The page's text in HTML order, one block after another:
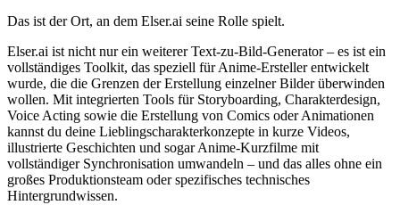
Das ist der Ort, an dem Elser.ai seine Rolle spielt.
Elser.ai ist nicht nur ein weiterer Text-zu-Bild-Generator – es ist ein
vollständiges Toolkit, das speziell für Anime-Ersteller entwickelt
wurde, die die Grenzen der Erstellung einzelner Bilder überwinden
wollen. Mit integrierten Tools für Storyboarding, Charakterdesign,
Voice Acting sowie die Erstellung von Comics oder Animationen
kannst du deine Lieblingscharakterkonzepte in kurze Videos,
illustrierte Geschichten und sogar Anime-Kurzfilme mit
vollständiger Synchronisation umwandeln – und das alles ohne ein
großes Produktionsteam oder spezifisches technisches
Hintergrundwissen.